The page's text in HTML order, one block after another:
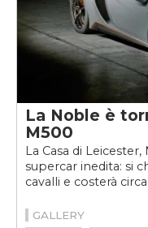
La Noble è
M500
La Casa di
supercar inedita: si
cavalli e costerà
GALLERY